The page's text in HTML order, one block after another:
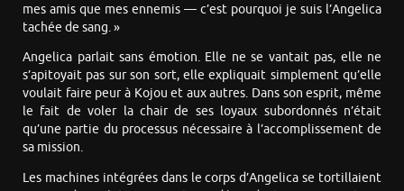
mes amis que mes ennemis — c’est pourquoi je suis l’Angelica
tachée de sang. »
Angelica parlait sans émotion. Elle ne se vantait pas, elle ne
s’apitoyait pas sur son sort, elle expliquait simplement qu’elle
voulait faire peur à Kojou et aux autres. Dans son esprit, même
le fait de voler la chair de ses loyaux subordonnés n’était
qu’une partie du processus nécessaire à l’accomplissement de
sa mission.
Les machines intégrées dans le corps d’Angelica se tortillaient